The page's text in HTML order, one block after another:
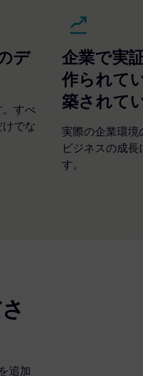
デ
。すべ
でな
企業で実
作られて
築されて
実際の企業環境
ビジネスの成
す。
追加